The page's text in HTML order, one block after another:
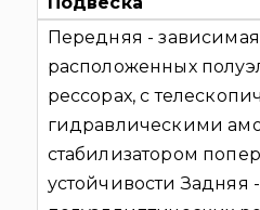
Передняя -
расположенных
рессорах, с
гидравлическими
стабилизатором
устойчивости Задняя